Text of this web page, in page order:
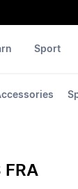
Sport
FRA